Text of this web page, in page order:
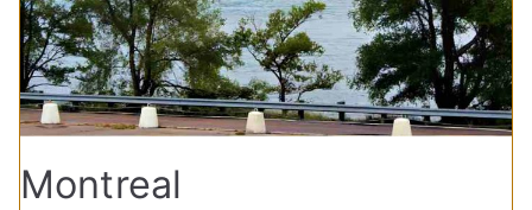
Montreal